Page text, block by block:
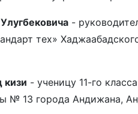
-
тех»
кизи - ученицу 11-го
№ 13 города Андижана,